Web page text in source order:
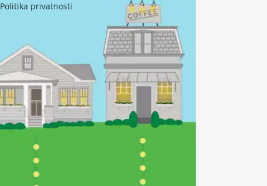
Politika privatnosti